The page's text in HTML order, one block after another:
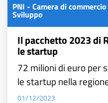
PNI - Camera di
Sviluppo
Il pacchetto 2023 di
le startup
72 milioni di euro per
le startup nella
01/12/2023